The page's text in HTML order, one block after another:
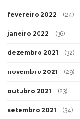
fevereiro 2022 (24)
janeiro 2022 (36)
dezembro 2021 (32)
novembro 2021 (29)
outubro 2021 (23)
setembro 2021 (34)